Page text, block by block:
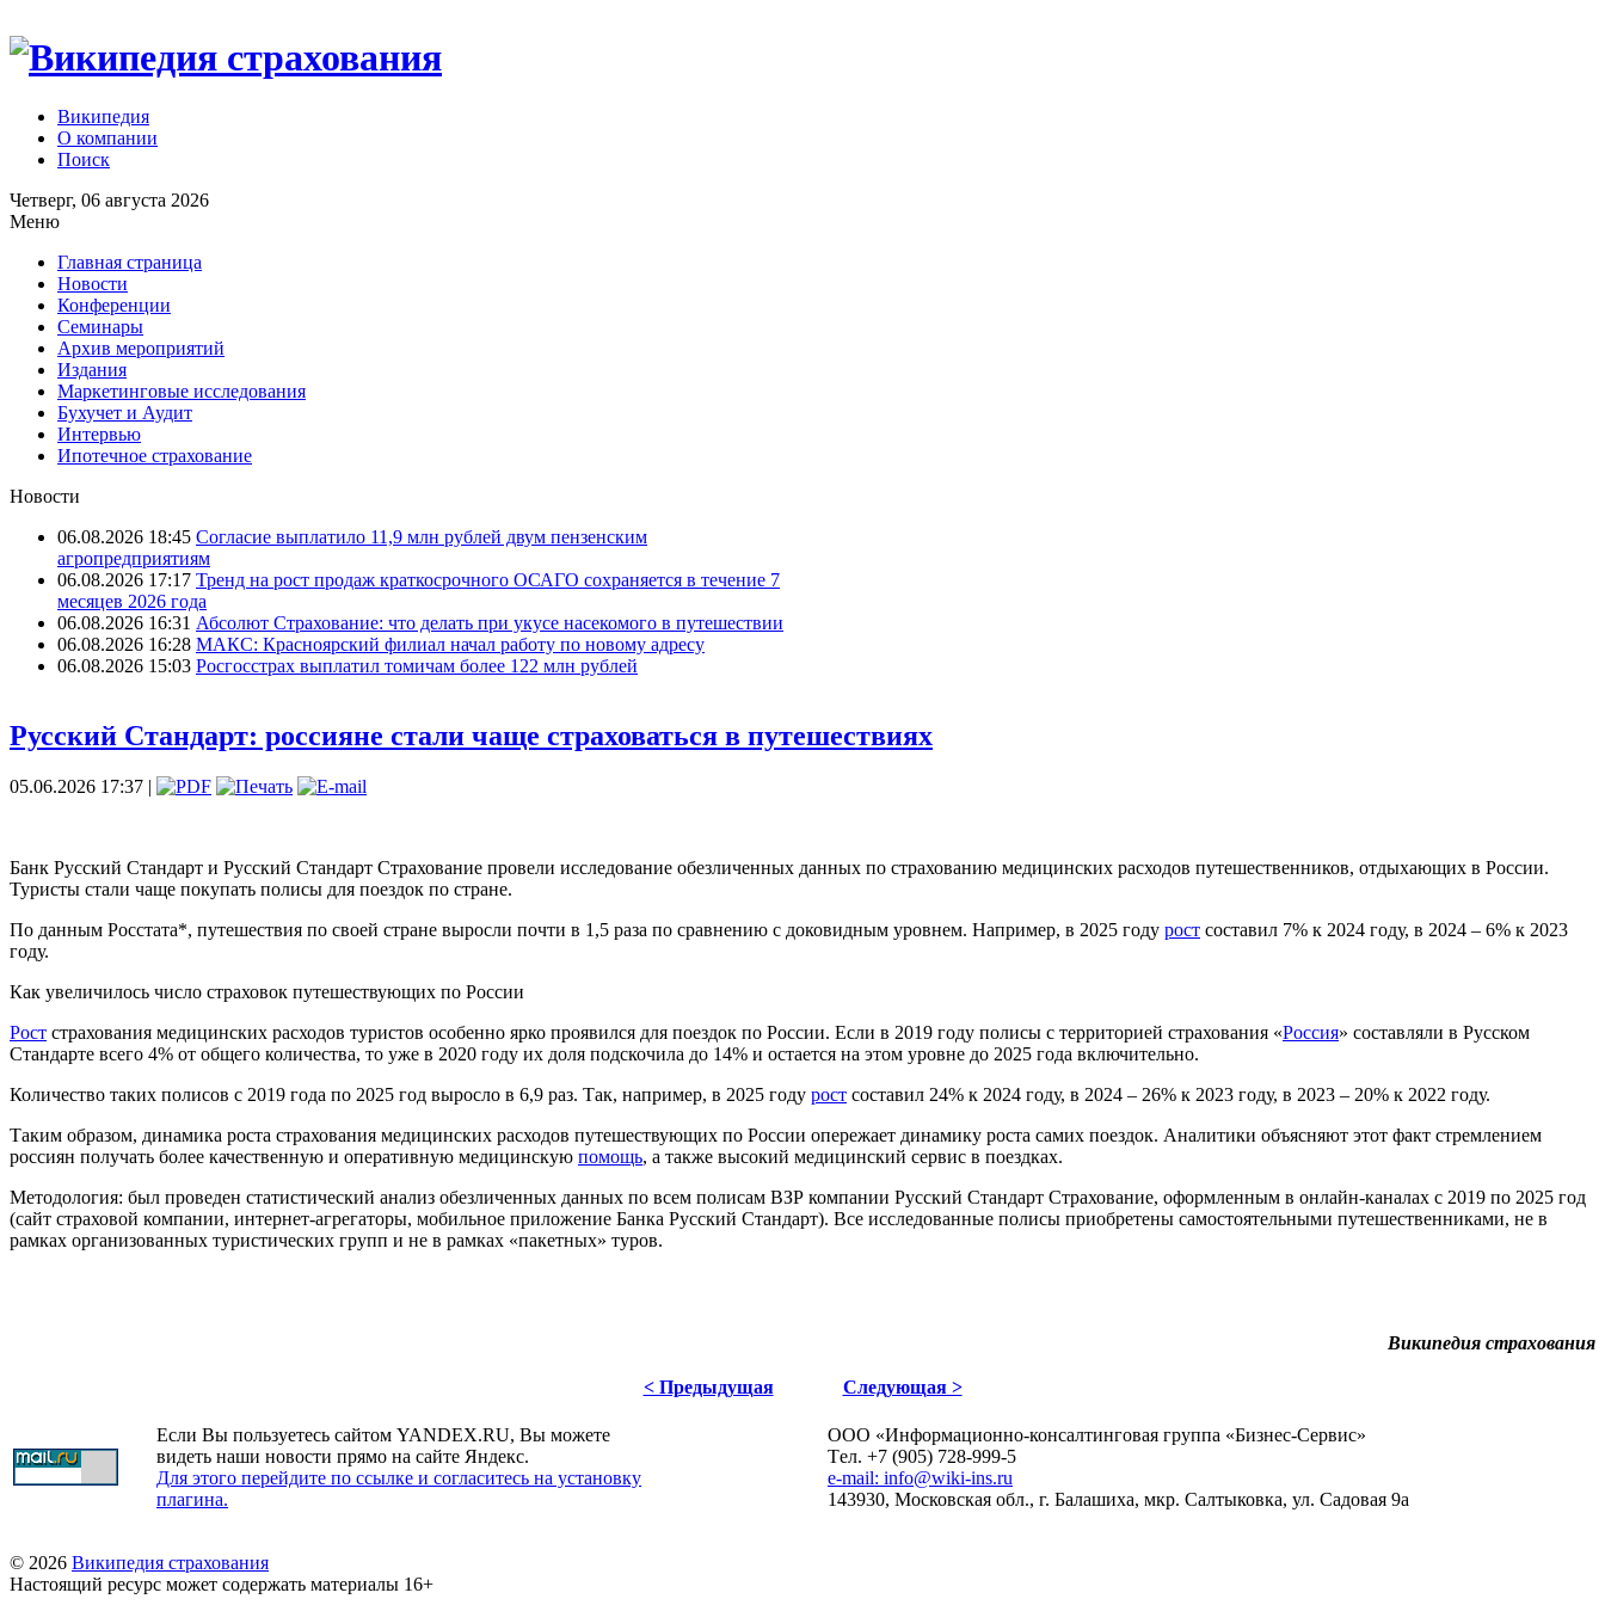
Википедия
О компании
Поиск
Четверг, 06 августа 2026
Меню
Главная страница
Новости
Конференции
Семинары
Архив мероприятий
Издания
Маркетинговые исследования
Бухучет и Аудит
Интервью
Ипотечное страхование
Новости
06.08.2026 18:45 Согласие выплатило 11,9 млн рублей двум пензенским
агропредприятиям
06.08.2026 17:17 Тренд на рост продаж краткосрочного ОСАГО сохраняется в течение 7
месяцев 2026 года
06.08.2026 16:31 Абсолют Страхование: что делать при укусе насекомого в путешествии
06.08.2026 16:28 МАКС: Красноярский филиал начал работу по новому адресу
06.08.2026 15:03 Росгосстрах выплатил томичам более 122 млн рублей
Русский Стандарт: россияне стали чаще страховаться в путешествиях
05.06.2026 17:37 |
Банк Русский Стандарт и Русский Стандарт Страхование провели исследование обезличенных данных по страхованию медицинских расходов путешественников, отдыхающих в России.
Туристы стали чаще покупать полисы для поездок по стране.
По данным Росстата*, путешествия по своей стране выросли почти в 1,5 раза по сравнению с доковидным уровнем. Например, в 2025 году рост составил 7% к 2024 году, в 2024 – 6% к 2023
году.
Как увеличилось число страховок путешествующих по России
Рост страхования медицинских расходов туристов особенно ярко проявился для поездок по России. Если в 2019 году полисы с территорией страхования «Россия» составляли в Русском
Стандарте всего 4% от общего количества, то уже в 2020 году их доля подскочила до 14% и остается на этом уровне до 2025 года включительно.
Количество таких полисов с 2019 года по 2025 год выросло в 6,9 раз. Так, например, в 2025 году рост составил 24% к 2024 году, в 2024 – 26% к 2023 году, в 2023 – 20% к 2022 году.
Таким образом, динамика роста страхования медицинских расходов путешествующих по России опережает динамику роста самих поездок. Аналитики объясняют этот факт стремлением
россиян получать более качественную и оперативную медицинскую помощь, а также высокий медицинский сервис в поездках.
Методология: был проведен статистический анализ обезличенных данных по всем полисам ВЗР компании Русский Стандарт Страхование, оформленным в онлайн-каналах с 2019 по 2025 год
(сайт страховой компании, интернет-агрегаторы, мобильное приложение Банка Русский Стандарт). Все исследованные полисы приобретены самостоятельными путешественниками, не в
рамках организованных туристических групп и не в рамках «пакетных» туров.
Википедия страхования
< Предыдущая Следующая >
Если Вы пользуетесь сайтом YANDEX.RU, Вы можете
видеть наши новости прямо на сайте Яндекс.
Для этого перейдите по ссылке и согласитесь на установку
плагина.
ОOO «Информационно-консалтинговая группа «Бизнес-Сервис»
Tел. +7 (905) 728-999-5
e-mail: info@wiki-ins.ru
143930, Московская обл., г. Балашиха, мкр. Салтыковка, ул. Садовая 9а
© 2026 Википедия страхования
Настоящий ресурс может содержать материалы 16+